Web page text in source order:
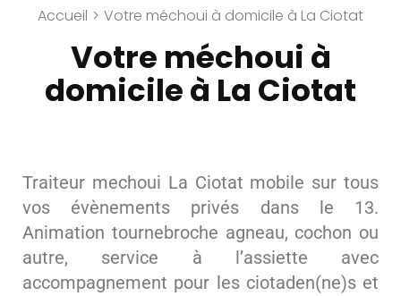
Accueil > Votre méchoui à domicile à La Ciotat
Votre méchoui à
domicile à La Ciotat
Traiteur mechoui La Ciotat mobile sur tous
vos évènements privés dans le 13.
Animation tournebroche agneau, cochon ou
autre, service à l’assiette avec
accompagnement pour les ciotaden(ne)s et